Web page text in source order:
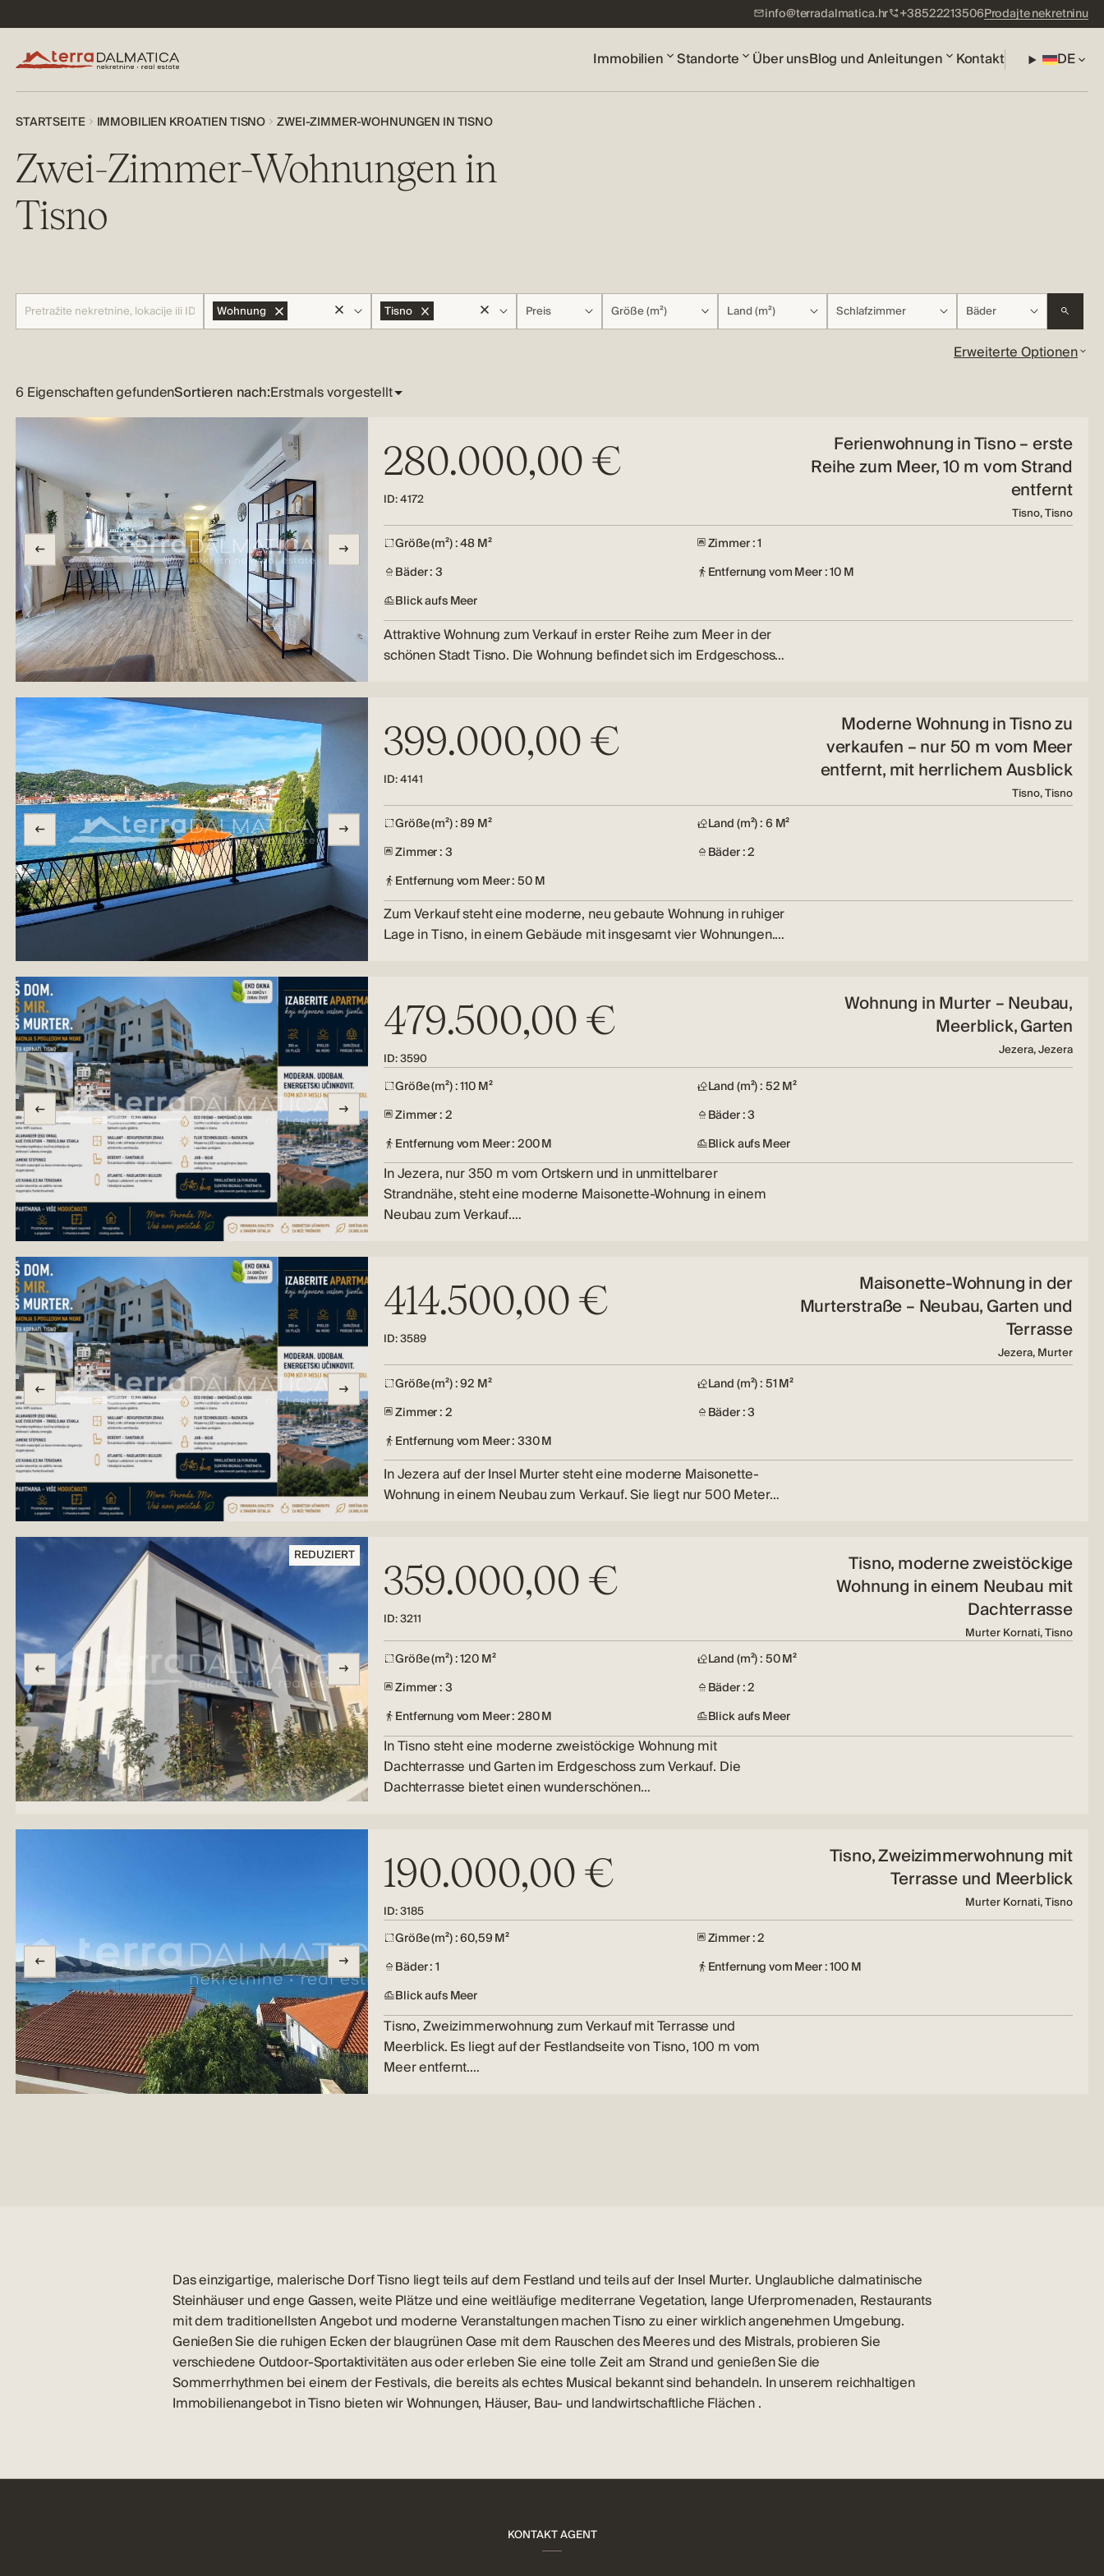
info@terradalmatica.hr +38522213506Prodajte nekretninu
Immobilien Standorte Über unsBlog und Anleitungen Kontakt DE
STARTSEITE IMMOBILIEN KROATIEN TISNO ZWEI-ZIMMER-WOHNUNGEN IN TISNO
Zwei-Zimmer-Wohnungen in
Tisno
Wohnung Tisno Preis Größe (m²) Land (m²) Schlafzimmer Bäder
Erweiterte Optionen
6 Eigenschaften gefundenSortieren nach:
280.000,00 €
ID: 4172
Ferienwohnung in Tisno – erste
Reihe zum Meer, 10 m vom Strand
entfernt
Tisno, Tisno
Größe (m²) : 48 M²
Zimmer : 1
Bäder : 3
Entfernung vom Meer : 10 M
Blick aufs Meer
Attraktive Wohnung zum Verkauf in erster Reihe zum Meer in der
schönen Stadt Tisno. Die Wohnung befindet sich im Erdgeschoss…
399.000,00 €
ID: 4141
Moderne Wohnung in Tisno zu
verkaufen – nur 50 m vom Meer
entfernt, mit herrlichem Ausblick
Tisno, Tisno
Größe (m²) : 89 M²
Land (m²) : 6 M²
Zimmer : 3
Bäder : 2
Entfernung vom Meer : 50 M
Zum Verkauf steht eine moderne, neu gebaute Wohnung in ruhiger
Lage in Tisno, in einem Gebäude mit insgesamt vier Wohnungen.…
479.500,00 €
ID: 3590
Wohnung in Murter – Neubau,
Meerblick, Garten
Jezera, Jezera
Größe (m²) : 110 M²
Land (m²) : 52 M²
Zimmer : 2
Bäder : 3
Entfernung vom Meer : 200 M
Blick aufs Meer
In Jezera, nur 350 m vom Ortskern und in unmittelbarer
Strandnähe, steht eine moderne Maisonette-Wohnung in einem
Neubau zum Verkauf.…
414.500,00 €
ID: 3589
Maisonette-Wohnung in der
Murterstraße – Neubau, Garten und
Terrasse
Jezera, Murter
Größe (m²) : 92 M²
Land (m²) : 51 M²
Zimmer : 2
Bäder : 3
Entfernung vom Meer : 330 M
In Jezera auf der Insel Murter steht eine moderne Maisonette-
Wohnung in einem Neubau zum Verkauf. Sie liegt nur 500 Meter…
REDUZIERT
359.000,00 €
ID: 3211
Tisno, moderne zweistöckige
Wohnung in einem Neubau mit
Dachterrasse
Murter Kornati, Tisno
Größe (m²) : 120 M²
Land (m²) : 50 M²
Zimmer : 3
Bäder : 2
Entfernung vom Meer : 280 M
Blick aufs Meer
In Tisno steht eine moderne zweistöckige Wohnung mit
Dachterrasse und Garten im Erdgeschoss zum Verkauf. Die
Dachterrasse bietet einen wunderschönen…
190.000,00 €
ID: 3185
Tisno, Zweizimmerwohnung mit
Terrasse und Meerblick
Murter Kornati, Tisno
Größe (m²) : 60,59 M²
Zimmer : 2
Bäder : 1
Entfernung vom Meer : 100 M
Blick aufs Meer
Tisno, Zweizimmerwohnung zum Verkauf mit Terrasse und
Meerblick. Es liegt auf der Festlandseite von Tisno, 100 m vom
Meer entfernt.…
Das einzigartige, malerische Dorf Tisno liegt teils auf dem Festland und teils auf der Insel Murter. Unglaubliche dalmatinische
Steinhäuser und enge Gassen, weite Plätze und eine weitläufige mediterrane Vegetation, lange Uferpromenaden, Restaurants
mit dem traditionellsten Angebot und moderne Veranstaltungen machen Tisno zu einer wirklich angenehmen Umgebung.
Genießen Sie die ruhigen Ecken der blaugrünen Oase mit dem Rauschen des Meeres und des Mistrals, probieren Sie
verschiedene Outdoor-Sportaktivitäten aus oder erleben Sie eine tolle Zeit am Strand und genießen Sie die
Sommerrhythmen bei einem der Festivals, die bereits als echtes Musical bekannt sind behandeln. In unserem reichhaltigen
Immobilienangebot in Tisno bieten wirWohnungen, Häuser, Bau- und landwirtschaftliche Flächen.
KONTAKT AGENT